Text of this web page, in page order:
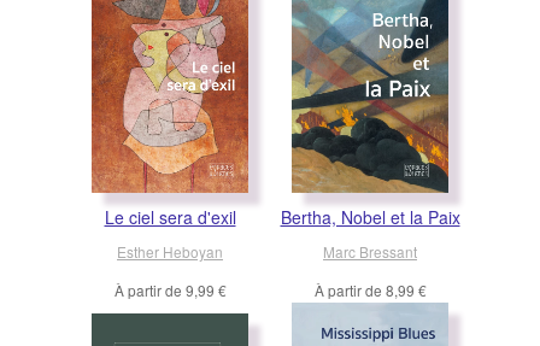
Le ciel sera d'exil
Esther Heboyan
À partir de 9,99 €
Bertha, Nobel et la Paix
Marc Bressant
À partir de 8,99 €